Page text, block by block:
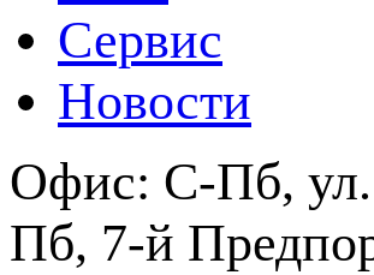
Сервис
Новости
Офис: С-Пб,
Пб, 7-й